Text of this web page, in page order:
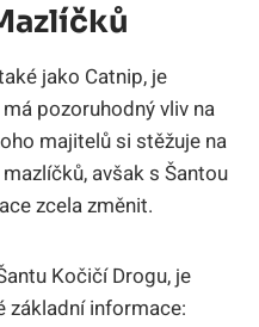
jako Catnip,‍ je
pozoruhodný vliv ⁣na
majitelů si stěžuje na
​avšak s Šantou
‌zcela změnit.
Kočičí Drogu, je
základní informace: